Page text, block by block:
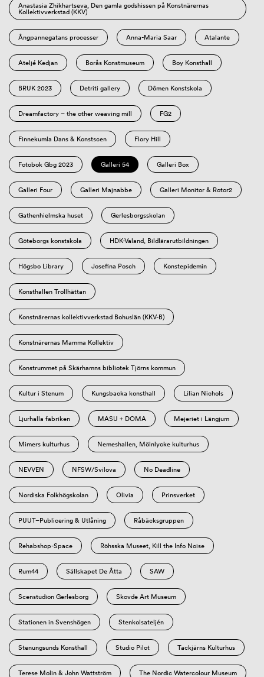
Anastasia Zhikhartseva, Den gamla godshissen på Konstnärernas
Kollektivverkstad (KKV)
Ångpannegatans processer Anna-Maria Saar Atalante
Ateljé Kedjan Borås Konstmuseum Boy Konsthall
BRUK 2023 Detriti gallery Dômen Konstskola
Dreamfactory – the other weaving mill FG2
Finnekumla Dans & Konstscen Flory Hill
Fotobok Gbg 2023 Galleri 54 Galleri Box
Galleri Four Galleri Majnabbe Galleri Monitor & Rotor2
Gathenhielmska huset Gerlesborgsskolan
Göteborgs konstskola HDK-Valand, Bildlärarutbildningen
Högsbo Library Josefina Posch Konstepidemin
Konsthallen Trollhättan
Konstnärernas kollektivverkstad Bohuslän (KKV-B)
Konstnärernas Mamma Kollektiv
Konstrummet på Skärhamns bibliotek Tjörns kommun
Kultur i Stenum Kungsbacka konsthall Lilian Nichols
Ljurhalla fabriken MASU + DOMA Mejeriet i Längjum
Mimers kulturhus Nemeshallen, Mölnlycke kulturhus
NEVVEN NFSW/Svilova No Deadline
Nordiska Folkhögskolan Olivia Prinsverket
PUUT–Publicering & Utlåning Råbäcksgruppen
Rehabshop-Space Röhsska Museet, Kill the Info Noise
Rum44 Sällskapet De Åtta SAW
Scenstudion Gerlesborg Skovde Art Museum
Stationen in Svenshögen Stenkolsateljén
Stenungsunds Konsthall Studio Pilot Tackjärns Kulturhus
Terese Molin & John Wattström The Nordic Watercolour Museum